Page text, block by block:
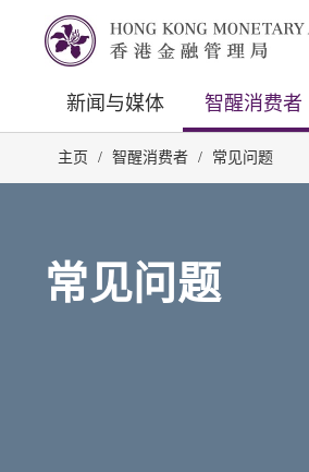
新闻与媒体 智醒消费者
主页 / 智醒消费者 / 常见问题
常见问题